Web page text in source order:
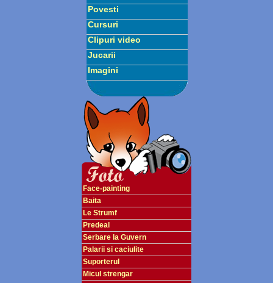
Povesti
Cursuri
Clipuri video
Jucarii
Imagini
Face-painting
Baita
Le Strumf
Predeal
Serbare la Guvern
Palarii si caciulite
Suporterul
Micul strengar